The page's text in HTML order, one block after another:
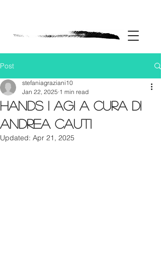
Post
HANDS I Agi a cura di
Andrea Cauti
stefaniagraziani10
Jan 22, 2025 1 min read
Updated: Apr 21, 2025